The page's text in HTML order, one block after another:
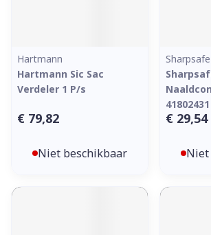
Hartmann
Hartmann Sic Sac
Verdeler 1 P/s
€ 79,82
Niet beschikbaar
Sharpsafe
41802431
€ 29,54
Niet